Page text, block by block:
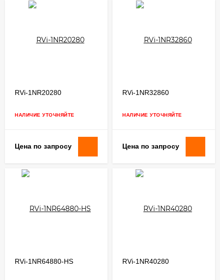
RVi-1NR20280
НАЛИЧИЕ УТОЧНЯЙТЕ
Цена по запросу
RVi-1NR32860
НАЛИЧИЕ УТОЧНЯЙТЕ
Цена по запросу
RVi-1NR64880-HS RVi-1NR40280